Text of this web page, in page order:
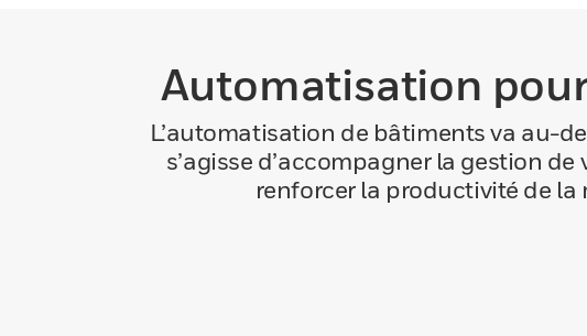
Automatisation
L’automatisation de bâtiments va au-
s’agisse d’accompagner la gestion
renforcer la productivité de